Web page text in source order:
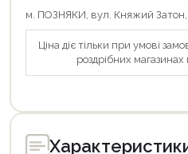
м. ПОЗНЯКИ, вул. Княжий Затон,
Ціна діє тільки при умові
роздрібних магазинах